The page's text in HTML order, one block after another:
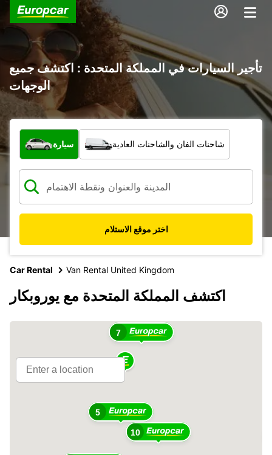
تأجير السيارات في المملكة المتحدة : اكتشف جميع
الوجهات
ما نوع المركبة؟
سيارة شاحنات الفان والشاحنات العادية
اختر موقع الاستلام
Car Rental Van Rental United Kingdom
اكتشف المملكة المتحدة مع يوروبكار
10
5
7